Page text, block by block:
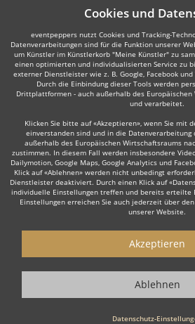
Cookies und
eventpeppers nutzt Cookies und Tracking-
Datenverarbeitungen sind für die Funktion unserer
um Künstler im Künstlerkorb "Meine Künstler" zu
einen optimierten und individualisierten Service zu
externer Dienstleister wie z. B. Google, Facebook
Durch die Einbindung dieser Tools werden
Drittplattformen - auch außerhalb des
und verarbeitet.
Klicken Sie bitte auf «Akzeptieren», wenn Sie mit
einverstanden sind und in die
außerhalb des Europäischen Wirtschaftsraums
zustimmen. In diesem Fall werden insbesondere
Dailymotion, Google Maps, Google Analytics und
Klick auf «Ablehnen» werden nicht unbedingt
Dienstleister deaktiviert. Durch einen Klick auf
individuelle Einstellungen treffen und bereits erteilte
Einstellungen erreichen Sie auch jederzeit über
unserer Website.
Datenschutz-
Akzeptieren
Ablehnen